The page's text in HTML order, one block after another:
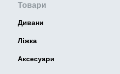
Товари
Дивани
Ліжка
Аксесуари